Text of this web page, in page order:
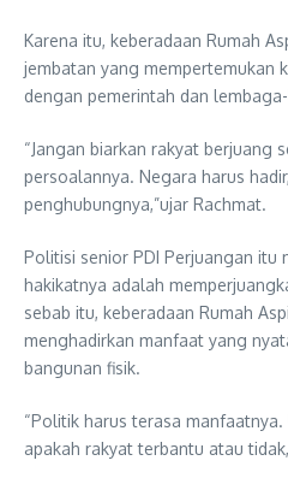
Karena itu, keberadaan Rumah
jembatan yang mempertemukan
dengan pemerintah dan
“Jangan biarkan rakyat berjuang
persoalannya. Negara harus
penghubungnya,”ujar Rachmat.
Politisi senior PDI Perjuangan itu
hakikatnya adalah
sebab itu, keberadaan Rumah
menghadirkan manfaat yang
bangunan fisik.
“Politik harus terasa manfaatnya.
apakah rakyat terbantu atau